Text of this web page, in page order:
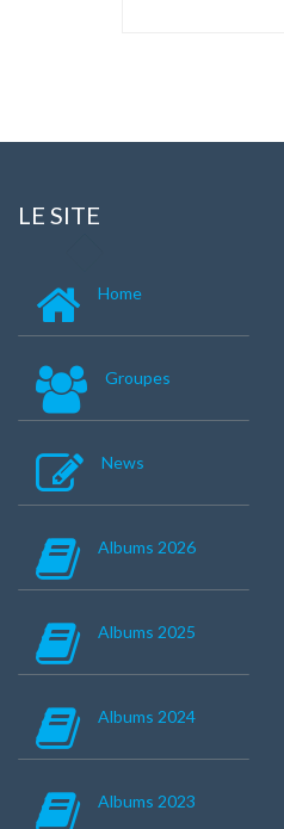
LE SITE
Home
Groupes
News
Albums 2026
Albums 2025
Albums 2024
Albums 2023